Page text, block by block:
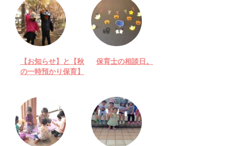
【お知らせ】と【秋
の一時預かり保育】
保育士の相談日。